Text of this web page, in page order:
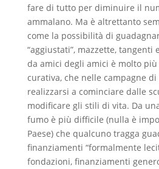
fare di tutto per diminuire il
ammalano. Ma è altrettanto
come la possibilità di
“aggiustati”, mazzette, tangenti
da amici degli amici è molto
curativa, che nelle campagne
realizzarsi a cominciare dalle
modificare gli stili di vita. Da
fumo è più difficile (nulla è
Paese) che qualcuno tragga
finanziamenti “formalmente
fondazioni, finanziamenti